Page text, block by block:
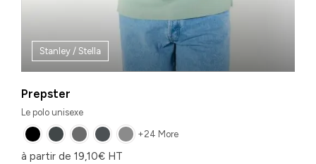
Stanley / Stella
Prepster
Le polo unisexe
+24 More
à partir de 19,10€ HT